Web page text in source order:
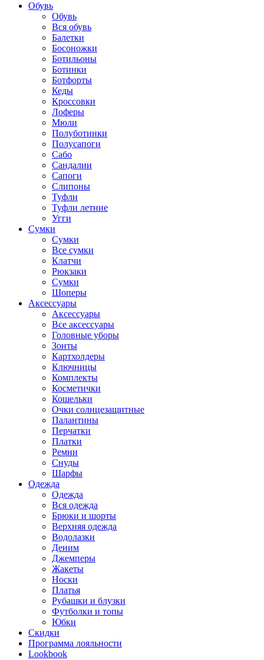
Обувь
Обувь
Вся обувь
Балетки
Босоножки
Ботильоны
Ботинки
Ботфорты
Кеды
Кроссовки
Лоферы
Мюли
Полуботинки
Полусапоги
Сабо
Сандалии
Сапоги
Слипоны
Туфли
Туфли летние
Угги
Сумки
Сумки
Все сумки
Клатчи
Рюкзаки
Сумки
Шоперы
Аксессуары
Аксессуары
Все аксессуары
Головные уборы
Зонты
Картхолдеры
Ключницы
Комплекты
Косметички
Кошельки
Очки солнцезащитные
Палантины
Перчатки
Платки
Ремни
Снуды
Шарфы
Одежда
Одежда
Вся одежда
Брюки и шорты
Верхняя одежда
Водолазки
Деним
Джемперы
Жакеты
Носки
Платья
Рубашки и блузки
Футболки и топы
Юбки
Скидки
Программа лояльности
Lookbook